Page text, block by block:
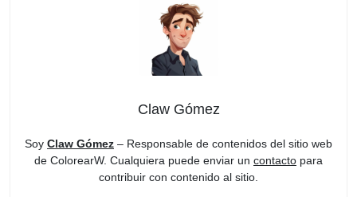
Claw Gómez
Soy Claw Gómez – Responsable de contenidos del sitio web
de ColorearW. Cualquiera puede enviar un contacto para
contribuir con contenido al sitio.